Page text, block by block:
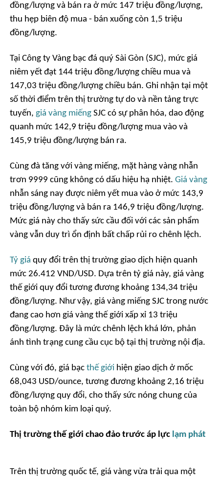
đồng/lượng và bán ra ở mức 147 triệu đồng/lượng,
thu hẹp biên độ mua - bán xuống còn 1,5 triệu
đồng/lượng.
Tại Công ty Vàng bạc đá quý Sài Gòn (SJC), mức giá
niêm yết đạt 144 triệu đồng/lượng chiều mua và
147,03 triệu đồng/lượng chiều bán. Ghi nhận tại một
số thời điểm trên thị trường tự do và nền tảng trực
tuyến, giá vàng miếng SJC có sự phân hóa, dao động
quanh mức 142,9 triệu đồng/lượng mua vào và
145,9 triệu đồng/lượng bán ra.
Cùng đà tăng với vàng miếng, mặt hàng vàng nhẫn
trơn 9999 cũng không có dấu hiệu hạ nhiệt. Giá vàng
nhẫn sáng nay được niêm yết mua vào ở mức 143,9
triệu đồng/lượng và bán ra 146,9 triệu đồng/lượng.
Mức giá này cho thấy sức cầu đối với các sản phẩm
vàng vẫn duy trì ổn định bất chấp rủi ro chênh lệch.
Tỷ giá quy đổi trên thị trường giao dịch hiện quanh
mức 26.412 VND/USD. Dựa trên tỷ giá này, giá vàng
thế giới quy đổi tương đương khoảng 134,34 triệu
đồng/lượng. Như vậy, giá vàng miếng SJC trong nước
đang cao hơn giá vàng thế giới xấp xỉ 13 triệu
đồng/lượng. Đây là mức chênh lệch khá lớn, phản
ánh tình trạng cung cầu cục bộ tại thị trường nội địa.
Cùng với đó, giá bạc thế giới hiện giao dịch ở mốc
68,043 USD/ounce, tương đương khoảng 2,16 triệu
đồng/lượng quy đổi, cho thấy sức nóng chung của
toàn bộ nhóm kim loại quý.
Thị trường thế giới chao đảo trước áp lực lạm phát
Trên thị trường quốc tế, giá vàng vừa trải qua một